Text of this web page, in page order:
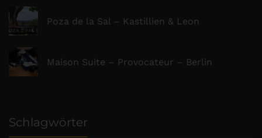
Poza de la Sal – Kastillien & Leon
Maison Suite – Provocateur – Berlin
Schlagwörter